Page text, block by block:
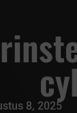
8, 2025